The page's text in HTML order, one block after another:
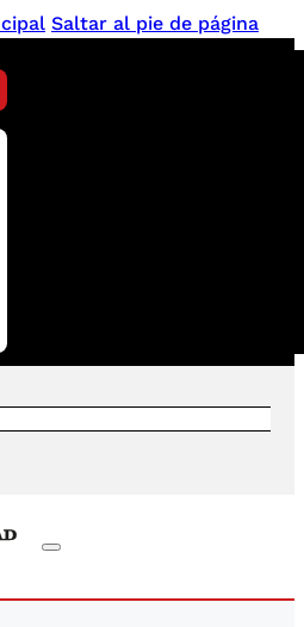
Saltar al pie de página